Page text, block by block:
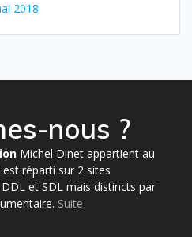
2018
nous ?
Michel Dinet appartient au
est réparti sur 2 sites
et SDL mais distincts par
Suite